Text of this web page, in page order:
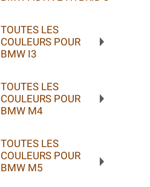
TOUTES LES
COULEURS POUR
BMW I3
TOUTES LES
COULEURS POUR
BMW M4
TOUTES LES
COULEURS POUR
BMW M5